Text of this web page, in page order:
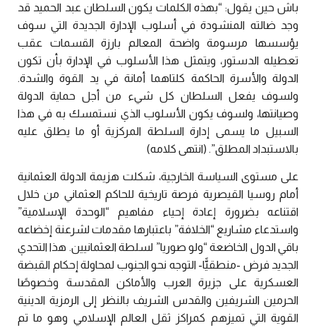
باش حين يقول: “بهذه الكلمات يكون السلطان عبد الحميد قد
وجد ضالته المنشودة في أسلوب الإدارة الجديدة التي سوف
يؤسسها مرسومة واضحة المعالم بارزة القسمات عقب
تعطيله الدستور، ويتمثل هذا الأسلوب في الإدارة بأن تكون
الدولة والأسرة الحاكمة كلتاهما أمانة في يد القوة والشدة.
ولسوف يفعل السلطان كل شيء من أجل حماية الدولة
وصيانتها، ولسوف يكون الأسلوب الذي نستمسك به في هذا
السبيل ما يسمى إدارة السلطة المركزية أو ما يطلق عليه
بالاستبداد المطلق”. (انتهى كلامه)
على مستوى السياسة الخارجية، شكلت هزيمة الدولة العثمانية
أمام روسيا القيصرية فرصة تاريخية للحاكم العثماني من خلال
اقتناعه بضرورة إعادة إحياء مفاهيم “الوحدة الإسلامية”
واستدعاء مشاريع “الخلافة” باعتبارها مقدمات لشرعنة إخضاعه
باقي الدول الخاضعة “ولو صوريا” لسلطة العثمانيين. هذا التحدي
الجديد فرض -منطقيًّا- التوجه نحو الجنوب لمحاولة إحكام القبضة
العسكرية على جزيرة العرب والأماكن المقدسة وخصوصًا
الحرمين الشريفين والقدس الشريف بالنظر إلى الرمزية الدينية
القوية التي تميزهم كمراكز ثقل العالم الإسلامي وهو ما تم